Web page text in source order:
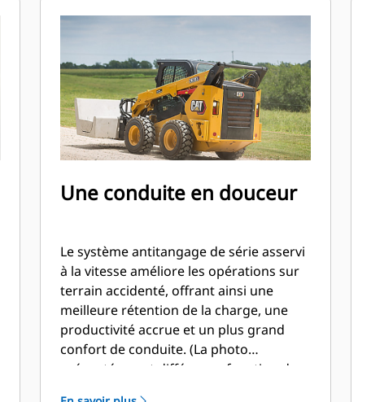
Une conduite en douceur
Le système antitangage de série asservi
à la vitesse améliore les opérations sur
terrain accidenté, offrant ainsi une
meilleure rétention de la charge, une
productivité accrue et un plus grand
confort de conduite. (La photo
présentée peut différer en fonction de